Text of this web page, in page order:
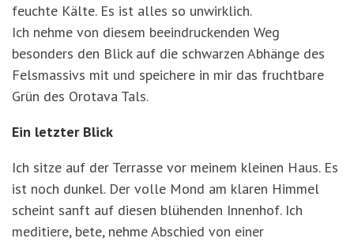
feuchte Kälte. Es ist alles so unwirklich.
Ich nehme von diesem beeindruckenden Weg
besonders den Blick auf die schwarzen Abhänge des
Felsmassivs mit und speichere in mir das fruchtbare
Grün des Orotava Tals.
Ein letzter Blick
Ich sitze auf der Terrasse vor meinem kleinen Haus. Es
ist noch dunkel. Der volle Mond am klaren Himmel
scheint sanft auf diesen blühenden Innenhof. Ich
meditiere, bete, nehme Abschied von einer